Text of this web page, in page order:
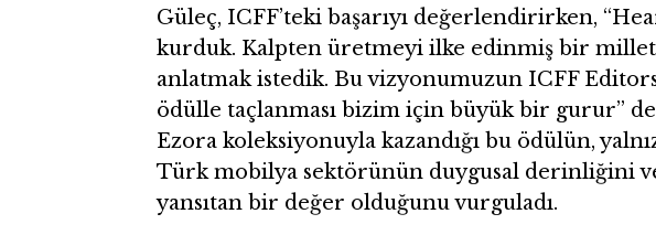
Güleç, ICFF’teki başarıyı değerlendirirken,
kurduk. Kalpten üretmeyi ilke edinmiş bir
anlatmak istedik. Bu vizyonumuzun ICFF
ödülle taçlanması bizim için büyük bir gurur”
Ezora koleksiyonuyla kazandığı bu ödülün,
Türk mobilya sektörünün duygusal derinliğini
yansıtan bir değer olduğunu vurguladı.